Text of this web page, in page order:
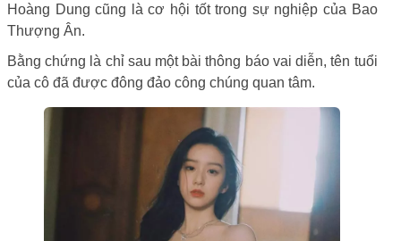
Hoàng Dung cũng là cơ hội tốt trong sự nghiệp của Bao
Thượng Ân.
Bằng chứng là chỉ sau một bài thông báo vai diễn, tên tuổi
của cô đã được đông đảo công chúng quan tâm.